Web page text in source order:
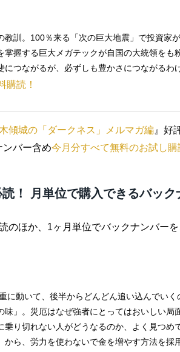
教訓。100％来る「次の巨大地震」で投資家
掌握する巨大メガテックが自国の大統領をも
につながるが、必ずしも豊かさにつながるわ
購読！
傾城の「ダークネス」メルマガ編 』好
ンバー含め今月分すべて無料のお試し購
読！ 月単位で購入できるバック
のほか、1ヶ月単位でバックナンバー
に動いて、後半からどんどん追い込んでいく
味」。災厄はなぜ強者にとってはおいしい局
乗り切れない人がどうなるのか、よく見つめ
から、労力を使わないで金を増やす方法を採